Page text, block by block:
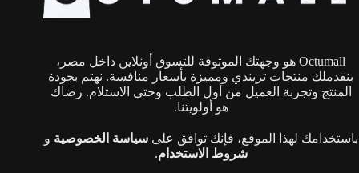
Octumall هو وجهتك الموثوقة للتسوق أونلاين داخل مصر،
بنقدملك منتجات تريندي ومميزة بأسعار منافسة. نهتم بجودة
المنتج وتجربة العميل من أول الطلب وحتى الاستلام. رضاك
هو أولويتنا.
باستخدامك لهذا الموقع، فإنك توافق علىسياسة الخصوصية و
شروط الاستخدام.